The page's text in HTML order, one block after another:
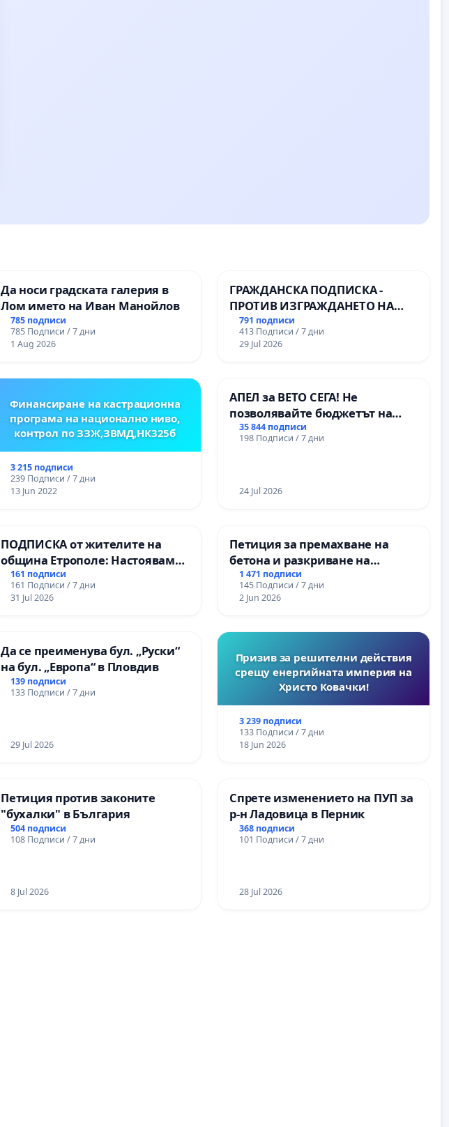
Да носи градската галерия в
Лом името на Иван Манойлов
785 подписи
785 Подписи / 7 дни
1 Aug 2026
ГРАЖДАНСКА ПОДПИСКА -
ПРОТИВ ИЗГРАЖДАНЕТО НА
ВЪЖЕНА ЛИНИЯ (ЛИФТ) НА
ТЕРИТОРИЯТА НА ПРИРОДНА
ЗАБЕЛЕЖИТЕЛНОСТ „ХЪЛМ НА
791 подписи
413 Подписи / 7 дни
29 Jul 2026
Финансиране на кастрационна
програма на национално ниво,
контрол по ЗЗЖ,ЗВМД,НК325б
3 215 подписи
239 Подписи / 7 дни
13 Jun 2022
АПЕЛ за ВЕТО СЕГА! Не
позволявайте бюджетът на
Радев да открадне парите и
правата ни в тъмното
35 844 подписи
198 Подписи / 7 дни
24 Jul 2026
ПОДПИСКА от жителите на
община Етрополе: Настояваме
за ясни гаранции от “Елаците-
МЕД” АД и от държавата, че ще
се изпълнят всички
161 подписи
161 Подписи / 7 дни
31 Jul 2026
Петиция за премахване на
бетона и разкриване на
античното сърце на
Могиланската могила във
Враца
1 471 подписи
145 Подписи / 7 дни
2 Jun 2026
Да се преименува бул. „Руски“
на бул. „Европа“ в Пловдив
139 подписи
133 Подписи / 7 дни
29 Jul 2026
Призив за решителни действия
срещу енергийната империя на
Христо Ковачки!
3 239 подписи
133 Подписи / 7 дни
18 Jun 2026
Петиция против законите
"бухалки" в България
504 подписи
108 Подписи / 7 дни
8 Jul 2026
Спрете изменението на ПУП за
р-н Ладовица в Перник
368 подписи
101 Подписи / 7 дни
28 Jul 2026